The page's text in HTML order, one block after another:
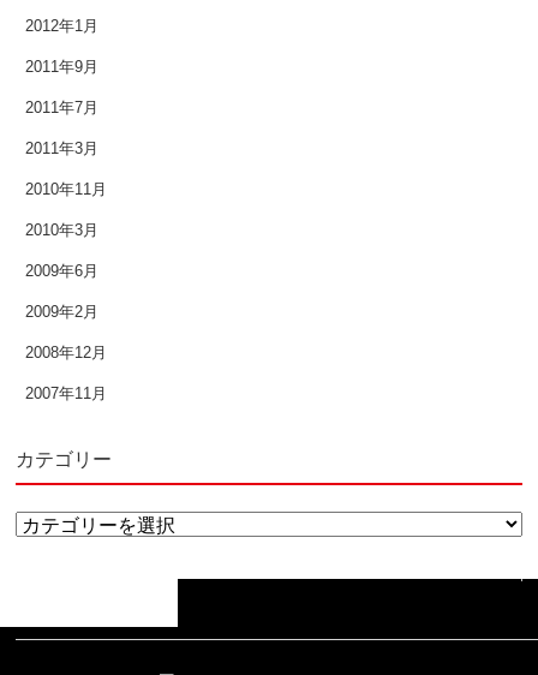
2012年1月
2011年9月
2011年7月
2011年3月
2010年11月
2010年3月
2009年6月
2009年2月
2008年12月
2007年11月
カテゴリー
カ
ー
↑